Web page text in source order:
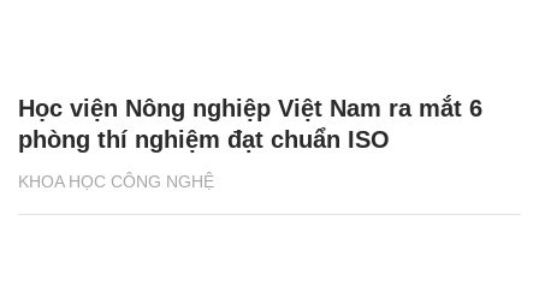
KHOA HỌC CÔNG NGHỆ
Học viện Nông nghiệp Việt Nam ra mắt 6
phòng thí nghiệm đạt chuẩn ISO